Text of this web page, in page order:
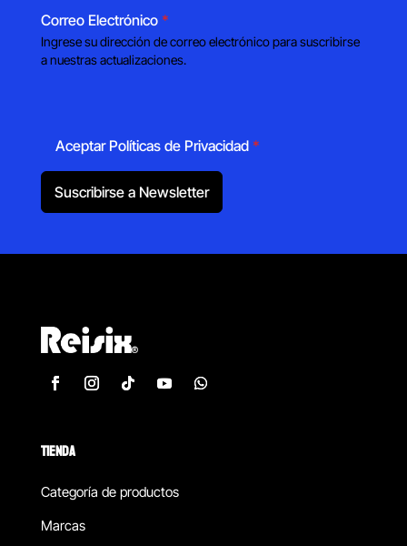
Correo Electrónico *
Ingrese su dirección de correo electrónico para suscribirse
a nuestras actualizaciones.
Aceptar Políticas de Privacidad *
Suscribirse a Newsletter
TIENDA
Categoría de productos
Marcas